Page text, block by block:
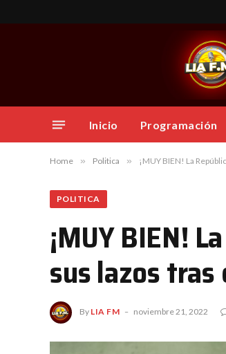
Inicio Programación
Home » Politica » ¡MUY BIEN! La
POLITICA
¡MUY BIEN!
sus lazos
By LIA FM noviembre 21, 2022